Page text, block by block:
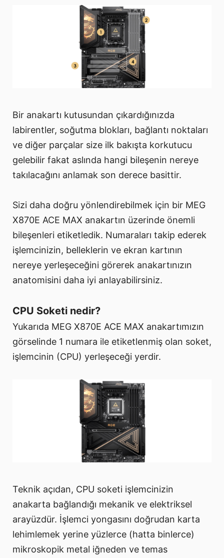
Bir anakartı kutusundan çıkardığınızda
labirentler, soğutma blokları, bağlantı noktaları
ve diğer parçalar size ilk bakışta korkutucu
gelebilir fakat aslında hangi bileşenin nereye
takılacağını anlamak son derece basittir.
Sizi daha doğru yönlendirebilmek için bir MEG
X870E ACE MAX anakartın üzerinde önemli
bileşenleri etiketledik. Numaraları takip ederek
işlemcinizin, belleklerin ve ekran kartının
nereye yerleşeceğini görerek anakartınızın
anatomisini daha iyi anlayabilirsiniz.
CPU Soketi nedir?
Yukarıda MEG X870E ACE MAX anakartımızın
görselinde 1 numara ile etiketlenmiş olan soket,
işlemcinin (CPU) yerleşeceği yerdir.
Teknik açıdan, CPU soketi işlemcinizin
anakarta bağlandığı mekanik ve elektriksel
arayüzdür. İşlemci yongasını doğrudan karta
lehimlemek yerine yüzlerce (hatta binlerce)
mikroskopik metal iğneden ve temas